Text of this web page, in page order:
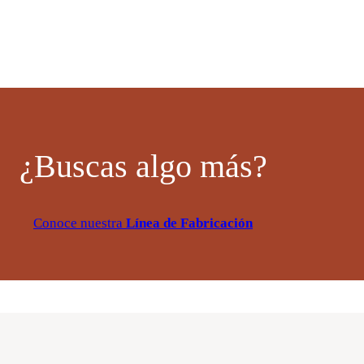
¿Buscas algo más?
Conoce nuestra Línea de Fabricación